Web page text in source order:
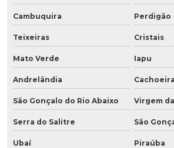
Cambuquira Perdigão
Teixeiras Cristais
Mato Verde Iapu
Andrelândia
São Gonçalo do Rio Abaixo Virgem
Serra do Salitre São
Ubaí Piraúba